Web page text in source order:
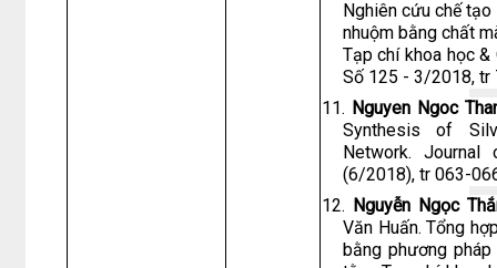
Nghiên cứu chế
nhuộm bằng chất
Tạp chí khoa học
Số 125 - 3/2018, tr
11. Nguyen Ngoc
Synthesis of
Network. Journal
(6/2018), tr 063-
12. Nguyễn Ngọc
Văn Huấn. Tổng
bằng phương